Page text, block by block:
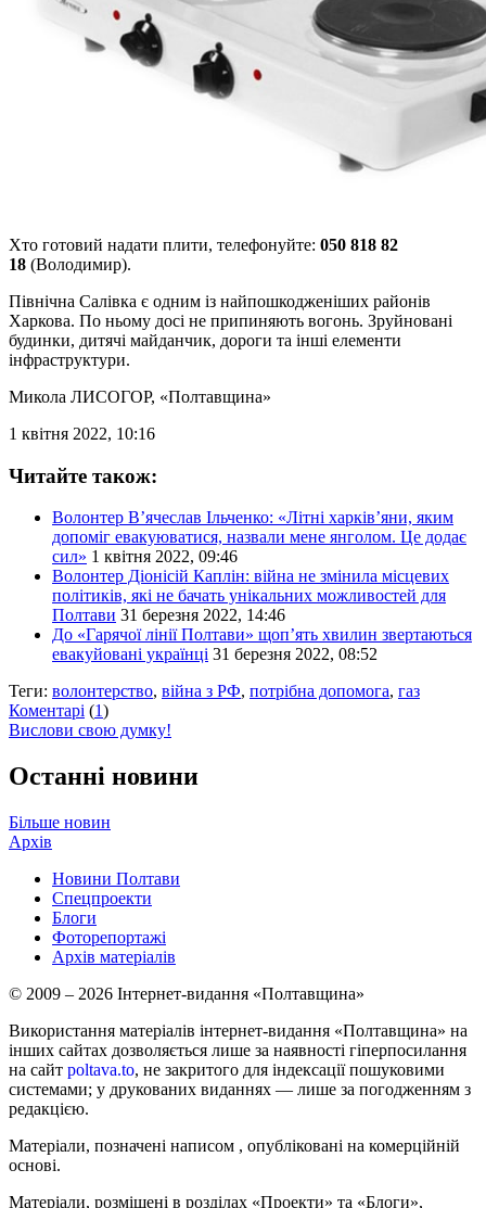
Хто готовий надати плити, телефонуйте: 050 818 82
18 (Володимир).
Північна Салівка є одним із найпошкодженіших районів
Харкова. По ньому досі не припиняють вогонь. Зруйновані
будинки, дитячі майданчик, дороги та інші елементи
інфраструктури.
Микола ЛИСОГОР, «Полтавщина»
1 квітня 2022, 10:16
Читайте також:
Волонтер В’ячеслав Ільченко: «Літні харків’яни, яким
допоміг евакуюватися, назвали мене янголом. Це додає
сил» 1 квітня 2022, 09:46
Волонтер Діонісій Каплін: війна не змінила місцевих
політиків, які не бачать унікальних можливостей для
Полтави 31 березня 2022, 14:46
До «Гарячої лінії Полтави» щоп’ять хвилин звертаються
евакуйовані українці 31 березня 2022, 08:52
Теги: волонтерство, війна з РФ, потрібна допомога, газ
Коментарі (1)
Вислови свою думку!
Останні новини
Більше новин
Архів
Новини Полтави
Спецпроекти
Блоги
Фоторепортажі
Архів матеріалів
© 2009 – 2026 Інтернет-видання «Полтавщина»
Використання матеріалів інтернет-видання «Полтавщина» на
інших сайтах дозволяється лише за наявності гіперпосилання
на сайт poltava.to, не закритого для індексації пошуковими
системами; у друкованих виданнях — лише за погодженням з
редакцією.
Матеріали, позначені написом , опубліковані на комерційній
основі.
Матеріали, розміщені в розділах «Проекти» та «Блоги»,